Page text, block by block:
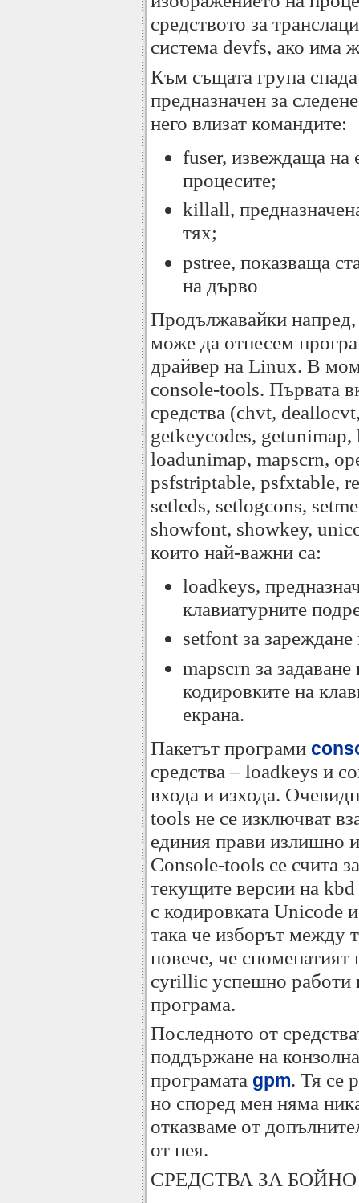
средството за
система devfs, ако има
Към същата група
предназначен за
него влизат командите:
fuser, извеждаща на
процесите;
killall,
тях;
pstree, показваща
на дърво
Продължавайки напред,
може да отнесем
драйвер на Linux. В
console-tools. Първата
средства (chvt,
getkeycodes,
loadunimap, mapscrn,
psfstriptable, psfxtable,
setleds, setlogcons,
showfont, showkey,
които най-важни са:
loadkeys,
клавиатурните
setfont за
mapscrn за
кодировките на
екрана.
Пакетът програми
средства – loadkeys и
входа и изхода.
tools не се изключват
единия прави излишно
Console-tools се счита
текущите версии на kbd
с кодировката Unicode
така че изборът между
повече, че
cyrillic успешно работи
програма.
Последното от
поддържане на
програмата gpm. Тя се
но според мен няма
отказваме от
от нея.
СРЕДСТВА ЗА